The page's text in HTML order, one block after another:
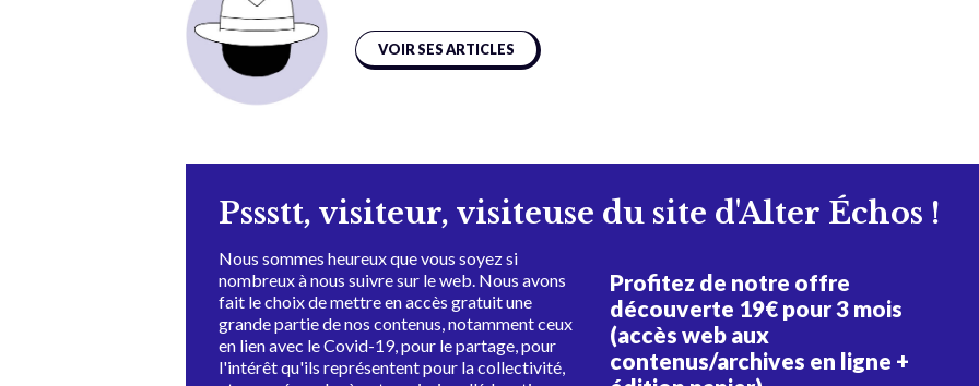
VOIR SES ARTICLES
Pssstt, visiteur, visiteuse du site d'Alter Échos !
Nous sommes heureux que vous soyez si
nombreux à nous suivre sur le web. Nous avons
fait le choix de mettre en accès gratuit une
grande partie de nos contenus, notamment ceux
en lien avec le Covid-19, pour le partage, pour
l'intérêt qu'ils représentent pour la collectivité,
Profitez de notre offre
découverte 19€ pour 3 mois
(accès web aux
contenus/archives en ligne +